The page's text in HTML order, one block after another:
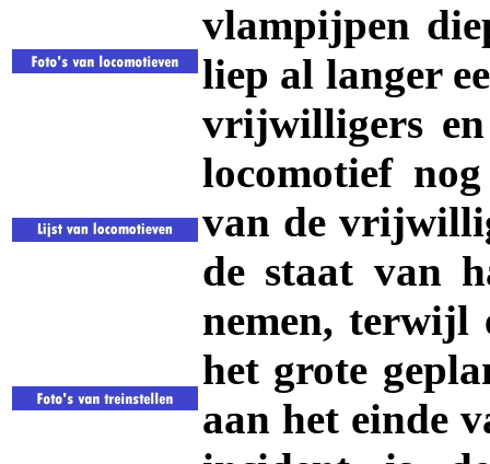
vlampijpen
liep al langer
vrijwilligers
locomotief
van de
de staat van
nemen, terwijl
het grote
aan het einde